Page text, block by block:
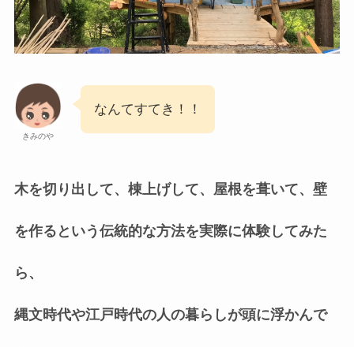
きみのや
なんてすてき！！
木を切り出して、棟上げして、屋根を葺いて、壁
を作るという伝統的な方法を実際に体験してみた
ら、
縄文時代や江戸時代の人の暮らしが頭に浮かんで